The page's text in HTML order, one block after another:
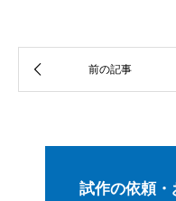
試作の依頼